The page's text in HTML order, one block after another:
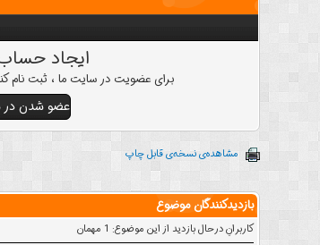
ایجاد
برای عضویت در سایت ما ، ثبت
عضو شدن در
مشاهده‌ی نسخه‌ی قابل چاپ
بازدیدکنندگان موضوع
کاربرانِ درحال بازدید از این موضوع: 1 مهمان